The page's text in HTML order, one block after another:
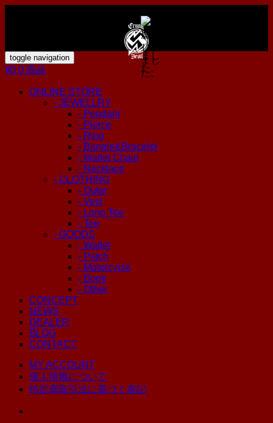
toggle navigation
¥0 0 商品
ONLINE STORE
- JEWELLRY
- Pendant
- Pierce
- Ring
- Bangle&Bracelet
- Wallet Chain
- Necklace
- CLOTHING
- Outer
- Vest
- Long Tee
- Tee
- GOODS
- Wallet
- Patch
- Motorcycle
- Book
- Other
CONCEPT
NEWS
DEALER
BLOG
CONTACT
MY ACCOUNT
個人情報について
特定商取引法に基づく表記